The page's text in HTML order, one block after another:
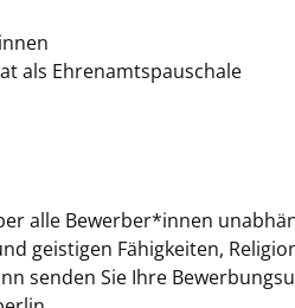
als Ehrenamtspauschale
alle Bewerber*innen
geistigen Fähigkeiten,
senden Sie Ihre